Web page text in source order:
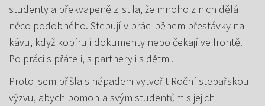
studenty a překvapeně zjistila, že mnoho z nich dělá
něco podobného. Stepují v práci během přestávky na
kávu, když kopírují dokumenty nebo čekají ve frontě.
Po práci s přáteli, s partnery i s dětmi.
Proto jsem přišla s nápadem vytvořit Roční stepařskou
výzvu, abych pomohla svým studentům s jejich